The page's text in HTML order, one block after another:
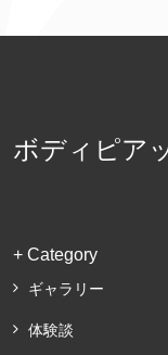
ボディピア
+ Category
ギャラリー
体験談